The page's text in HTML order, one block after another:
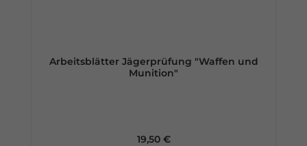
Arbeitsblätter Jägerprüfung "Waffen und
Munition"
Regulärer Preis:
19,50 €